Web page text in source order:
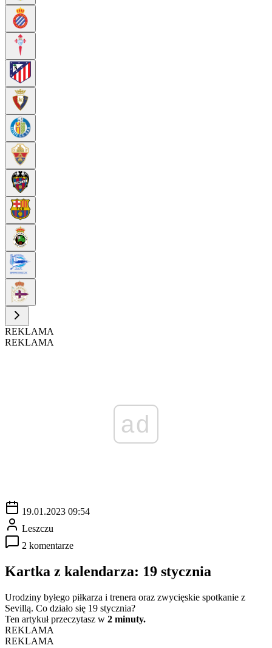
REKLAMA
REKLAMA
ad
19.01.2023 09:54
Leszczu
2 komentarze
Kartka z kalendarza: 19 stycznia
Urodziny byłego piłkarza i trenera oraz zwycięskie spotkanie z
Sevillą. Co działo się 19 stycznia?
Ten artykuł przeczytasz w 2 minuty.
REKLAMA
REKLAMA